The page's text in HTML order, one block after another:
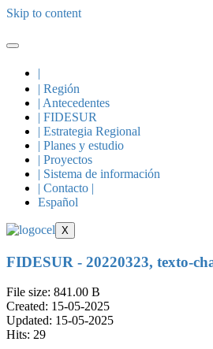
Skip to content
|
| Región
| Antecedentes
| FIDESUR
| Estrategia Regional
| Planes y estudio
| Proyectos
| Sistema de información
| Contacto |
Español
X
FIDESUR - 20220323, texto-
File size: 841.00 B
Created: 15-05-2025
Updated: 15-05-2025
Hits: 29